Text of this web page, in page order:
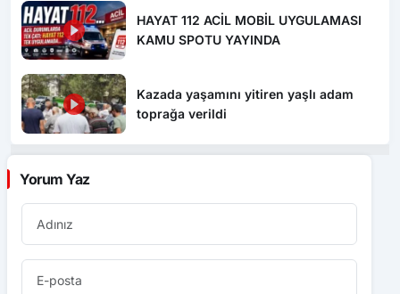
BAŞKA!
2026
Son Dakika
16:37
Dron saldırısında Türk mürettebatın yaralandığı
gemi Samsun’a getirildi
16:07
Samsun’da 1 ton 160 litre kaçak etil alkol ele